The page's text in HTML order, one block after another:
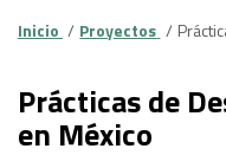
Inicio Proyectos
Prácticas de
en México